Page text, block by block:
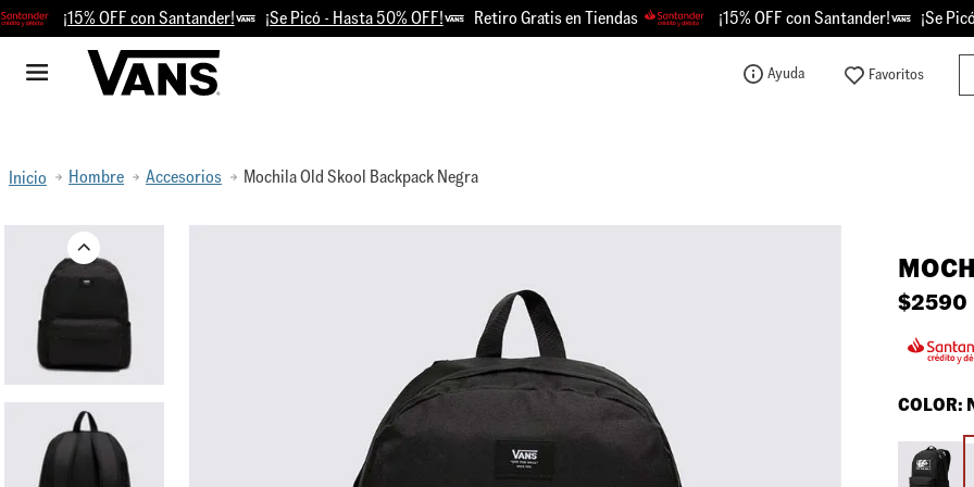
¡15% OFF con Santander! ¡Se Picó - Hasta 50% OFF! Retiro Gratis en Tiendas ¡15% OFF con Santander! ¡Se Picó -
Ayuda
Hombre Accesorios Mochila Old Skool Backpack Negra
$2590
COLOR:
3.
sk8-hi
5
.
crosspath
7.
authentic
9.